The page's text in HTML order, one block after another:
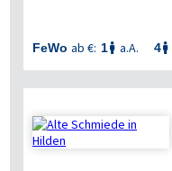
FeWo ab €: 1 a.A. 4